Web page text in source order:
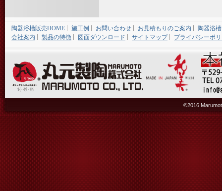
陶器浴槽販売HOME 施工例 お問い合わせ お見積もりのご案内
陶器浴槽
会社案内
製品の特徴 図面ダウンロード サイトマップ プライバシーポ
©2016